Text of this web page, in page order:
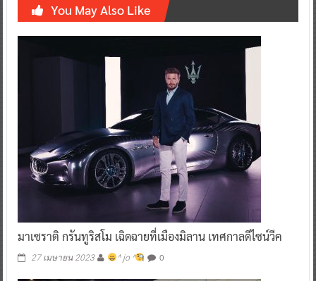
You May Also Like
มาเซราติ กรันทูริสโม เฉิดฉายที่เมืองมิลาน เทศกาลดีไซน์วีค
27 เมษายน 2023 ^ jo ^ 0